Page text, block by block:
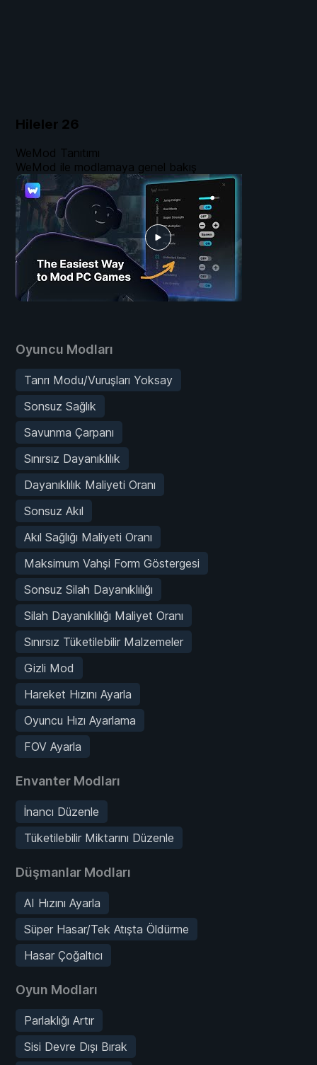
Hileler 26
Oyuncu Modları
Tanrı Modu/Vuruşları Yoksay
Sonsuz Sağlık
Savunma Çarpanı
Sınırsız Dayanıklılık
Dayanıklılık Maliyeti Oranı
Sonsuz Akıl
Akıl Sağlığı Maliyeti Oranı
Maksimum Vahşi Form Göstergesi
Sonsuz Silah Dayanıklılığı
Silah Dayanıklılığı Maliyet Oranı
Sınırsız Tüketilebilir Malzemeler
Gizli Mod
Hareket Hızını Ayarla
Oyuncu Hızı Ayarlama
FOV Ayarla
Envanter Modları
İnancı Düzenle
Tüketilebilir Miktarını Düzenle
Düşmanlar Modları
AI Hızını Ayarla
Süper Hasar/Tek Atışta Öldürme
Hasar Çoğaltıcı
Oyun Modları
Parlaklığı Artır
Sisi Devre Dışı Bırak
WeMod Tanıtımı
WeMod ile modlamaya genel bakış